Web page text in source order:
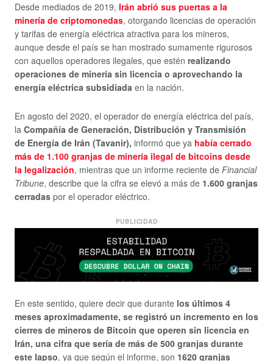
Desde mediados de 2019, Irán abrió sus puertas a la
minería de criptomonedas, otorgando licencias de operación
y tarifas de energía eléctrica atractiva para los mineros,
aunque desde el país se han mostrado sumamente rigurosos
con aquellos operadores ilegales, que estén realizando
operaciones de minería sin licencia o aprovechando la
energía eléctrica subsidiada en la nación.
En agosto del 2020, el operador de energía eléctrica del país,
la Compañía de Generación, Distribución y Transmisión
de Energía de Irán (Tavanir), informó que ya había cerrado
más de 1.100 granjas de minería ilegal de bitcoins desde
la legalización, mientras que un informe reciente de Financial
Tribune, describe que la cifra se elevó a más de 1.600 granjas
cerradas por el operador eléctrico.
PUBLICIDAD
En este sentido, quiere decir que durante los últimos 4
meses aproximadamente, se registró un incremento en los
cierres de mineros de Bitcoin que operen sin licencia en
Irán, una cifra que sería de más de 500 granjas durante
este lapso, ya que según el informe, son 1620 granjas